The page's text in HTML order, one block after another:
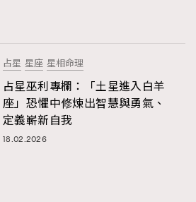
占星 星座 星相命理
占星巫利專欄：「土星進入白羊
座」恐懼中修煉出智慧與勇氣、
定義嶄新自我
18.02.2026